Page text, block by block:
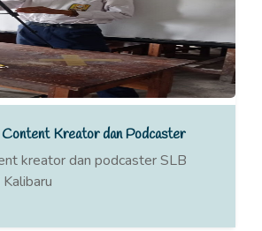
Kreator dan Podcaster
kreator dan podcaster SLB